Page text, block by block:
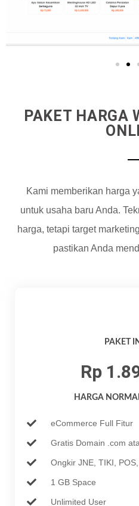
PAKET HARGA
Kami memberikan harga
untuk usaha baru Anda.
harga, tetapi target
pastikan Anda
PAKET
Rp
HARGA
eCommerce Full Fitur
Gratis Domain .com
Ongkir JNE, TIKI,
1 GB Space
Unlimited User